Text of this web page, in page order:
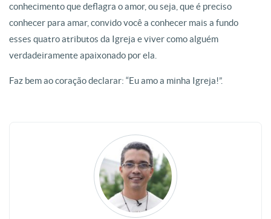
conhecimento que deflagra o amor, ou seja, que é preciso
conhecer para amar, convido você a conhecer mais a fundo
esses quatro atributos da Igreja e viver como alguém
verdadeiramente apaixonado por ela.
Faz bem ao coração declarar: “Eu amo a minha Igreja!”.